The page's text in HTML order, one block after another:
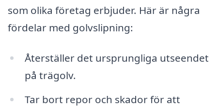
som olika företag erbjuder. Här är några
fördelar med golvslipning:
Återställer det ursprungliga utseendet
på trägolv.
Tar bort repor och skador för att